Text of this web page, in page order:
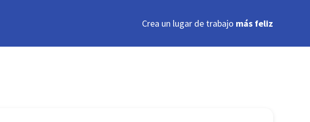
Crea un lugar de trabajo más feliz